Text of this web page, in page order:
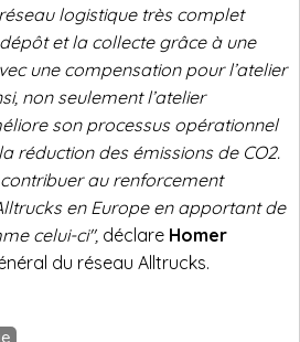
logistique très complet
et la collecte grâce à une
une compensation pour l’atelier
non seulement l’atelier
son processus opérationnel
réduction des émissions de CO2.
au renforcement
en Europe en apportant de
celui-ci", déclare Homer
du réseau Alltrucks.